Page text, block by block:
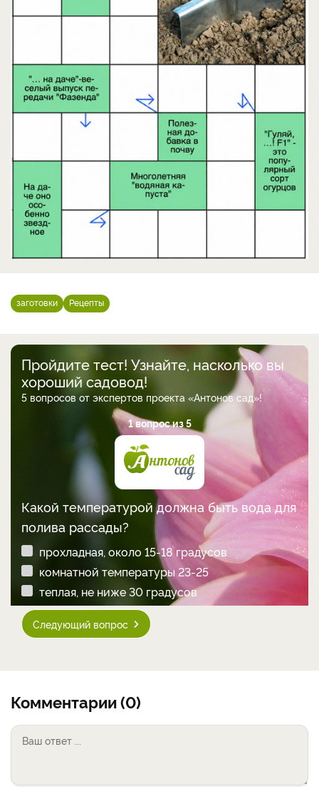
заготовки Рецепты
Пройдите тест! Узнайте, насколько вы
хороший садовод!
5 вопросов от экспертов проекта «Антонов сад»!
1 вопрос из 5
Какой температурой должна быть вода для
полива рассады?
прохладная, около 15-18 градусов
комнатной температуры 23-25
теплая, не ниже 30 градусов
Следующий вопрос
Комментарии (0)